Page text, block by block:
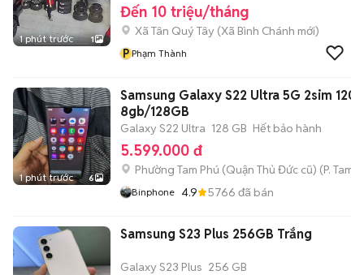
1 phút trước 1
Đến 10 triệu/tháng
Xã Tân Quý Tây (Xã Bình Chánh mới)
P Phạm Thành
1 phút trước 6
Samsung Galaxy S22 Ultra 5G 2sim
8gb/128GB
Galaxy S22 Ultra 128 GB Hết bảo hành
5.599.000 đ
Phường Tam Phú (Quận Thủ Đức cũ) (P. Tam
Binphone 4.9 5766 đã bán
Samsung S23 Plus 256GB Trắng
Galaxy S23 Plus 256 GB